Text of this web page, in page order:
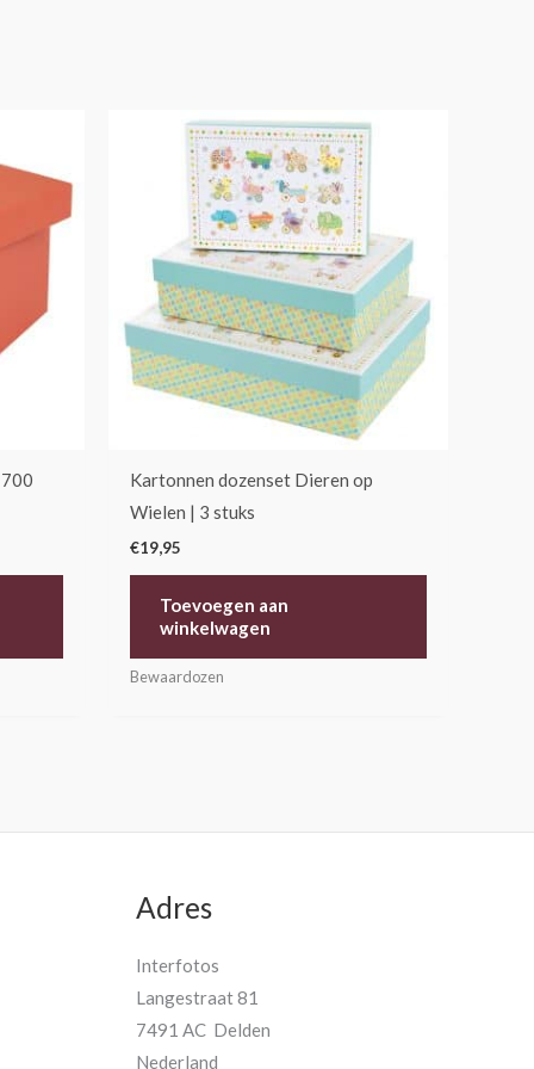
Kartonnen dozenset Dieren op
Wielen | 3 stuks
€19,95
Toevoegen aan
winkelwagen
Bewaardozen
Adres
Interfotos
Langestraat 81
7491 AC Delden
Nederland